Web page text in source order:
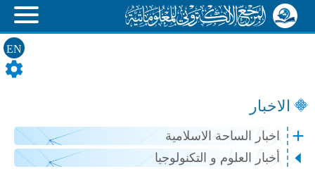
EN
الاخبار
اخبار الساحة الاسلامية
أخبار العلوم و التكنولوجيا